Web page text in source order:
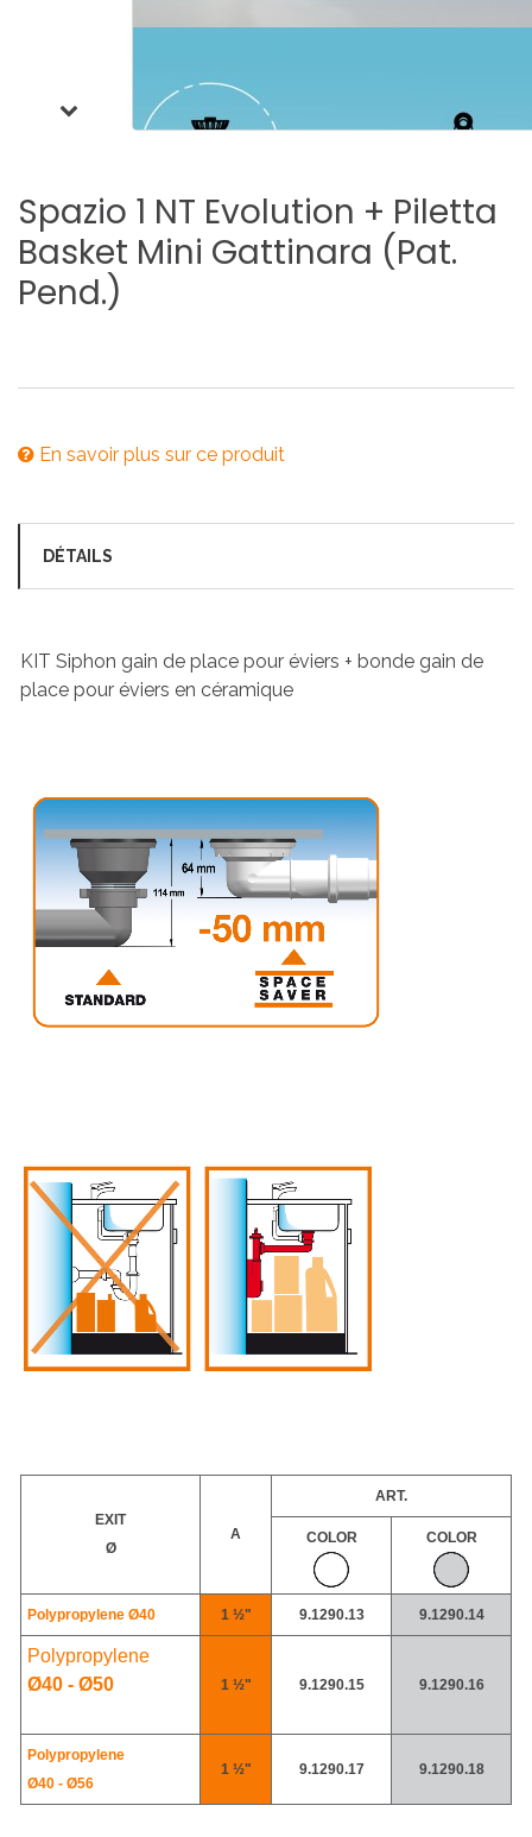
Spazio 1 NT Evolution + Piletta
Basket Mini Gattinara (Pat.
Pend.)
En savoir plus sur ce produit
DÉTAILS
KIT Siphon gain de place pour éviers + bonde gain de
place pour éviers en céramique
EXIT
Ø
A
ART.
COLOR COLOR
Polypropylene Ø40 1 ½" 9.1290.13 9.1290.14
Polypropylene
Ø40 - Ø50 1 ½" 9.1290.15 9.1290.16
Polypropylene
Ø40 - Ø56
1 ½" 9.1290.17 9.1290.18